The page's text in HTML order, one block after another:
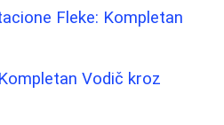
Fleke: Kompletan
Vodič kroz